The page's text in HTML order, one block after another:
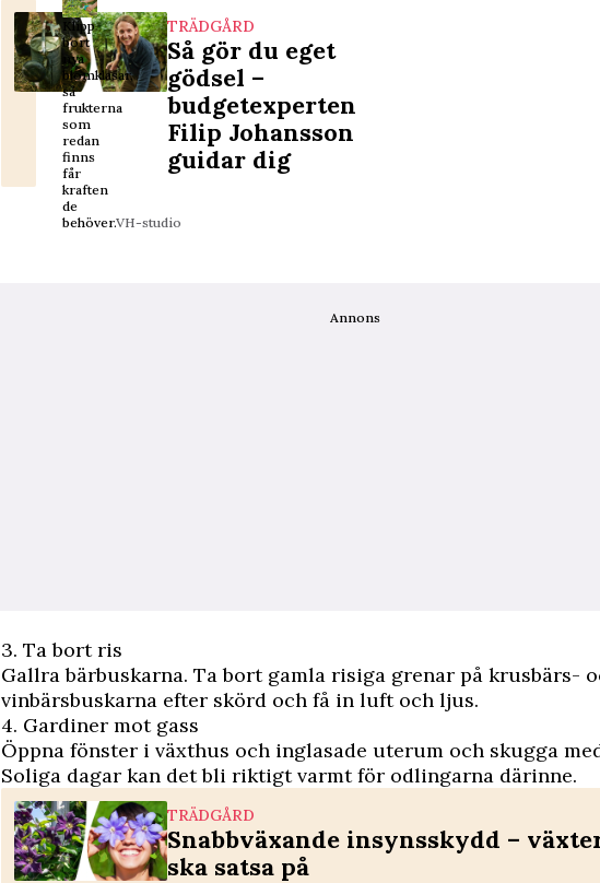
TRÄDGÅRD
Så gör du eget
gödsel –
budgetexperten
Filip Johansson
guidar dig
Klipp
bort
nya
blomklasar,
så
frukterna
som
redan
finns
får
kraften
de
behöver.VH-studio
Annons
3. Ta bort ris
Gallra bärbuskarna. Ta bort gamla risiga grenar på krusbärs-
vinbärsbuskarna efter skörd och få in luft och ljus.
4. Gardiner mot gass
Öppna fönster i växthus och inglasade uterum och skugga
Soliga dagar kan det bli riktigt varmt för odlingarna därinne.
TRÄDGÅRD
Snabbväxande insynsskydd –
ska satsa på